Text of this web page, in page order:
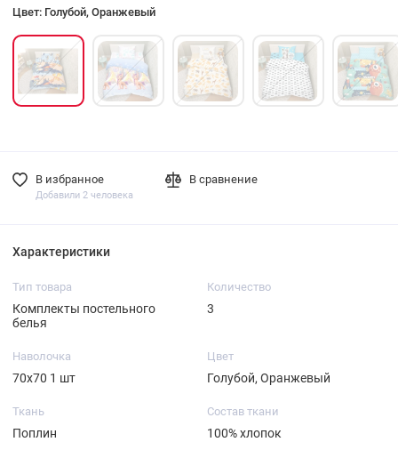
Цвет: Голубой, Оранжевый
В избранное
Добавили 2 человека
В сравнение
Характеристики
Тип товара
Комплекты постельного
белья
Количество
3
Наволочка
70х70 1 шт
Цвет
Голубой, Оранжевый
Ткань
Поплин
Состав ткани
100% хлопок